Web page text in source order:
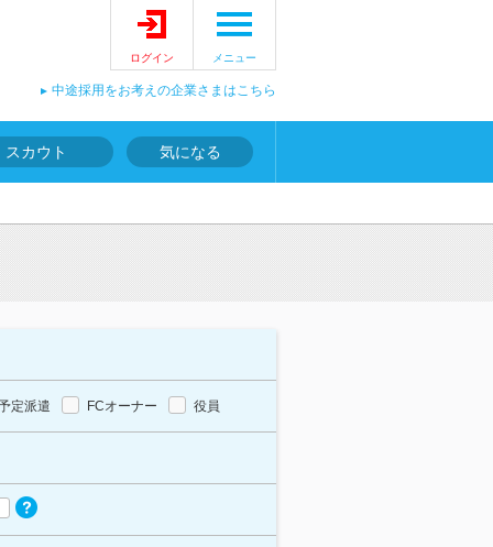
ログイン メニュー
中途採用をお考えの企業さまはこちら
スカウト 気になる
定派遣 FCオーナー 役員